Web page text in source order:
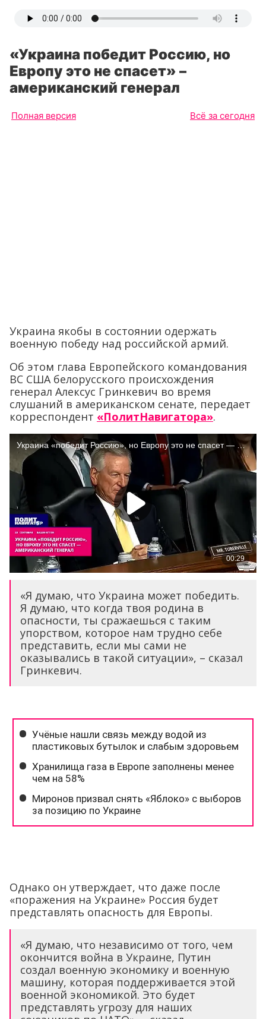
«Украина победит Россию, но
Европу это не спасет» –
американский генерал
Полная версия Всё за сегодня
Украина якобы в состоянии одержать
военную победу над российской армий.
Об этом глава Европейского командования
ВС США белорусского происхождения
генерал Алексус Гринкевич во время
слушаний в американском сенате, передает
корреспондент «ПолитНавигатора».
«Я думаю, что Украина может победить.
Я думаю, что когда твоя родина в
опасности, ты сражаешься с таким
упорством, которое нам трудно себе
представить, если мы сами не
оказывались в такой ситуации», – сказал
Гринкевич.
Однако он утверждает, что даже после
«поражения на Украине» Россия будет
представлять опасность для Европы.
«Я думаю, что независимо от того, чем
окончится война в Украине, Путин
создал военную экономику и военную
машину, которая поддерживается этой
военной экономикой. Это будет
представлять угрозу для наших